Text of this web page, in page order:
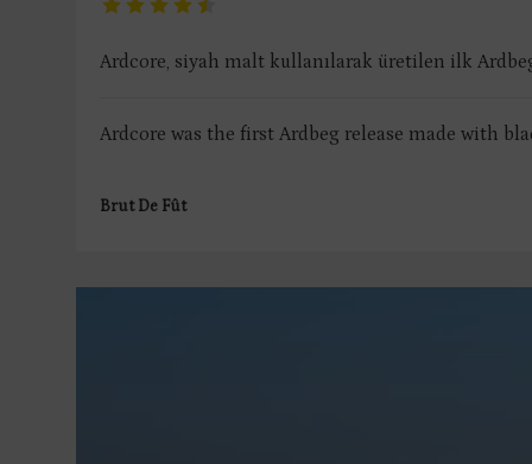
Ardcore, siyah malt kullanılarak üretilen ilk
Ardcore was the first Ardbeg release made with
Brut De Fût